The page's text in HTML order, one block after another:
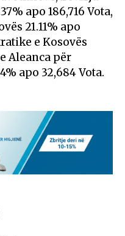
apo 186,716 Vota,
21.11% apo
e Kosovës
Aleanca për
apo 32,684 Vota.